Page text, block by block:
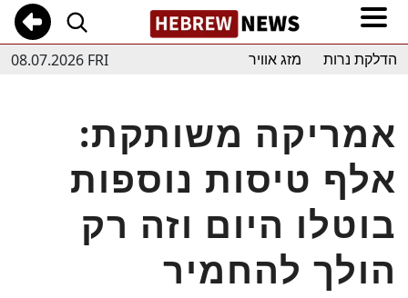
08.07.2026 FRI הדלקת נרות מזג אוויר
אמריקה משותקת:
אלף טיסות נוספות
בוטלו היום וזה רק
הולך להחמיר